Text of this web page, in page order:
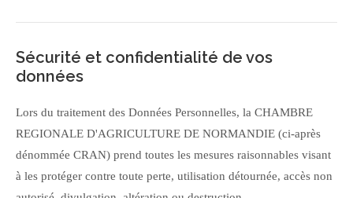
Sécurité et confidentialité de vos
données
Lors du traitement des Données Personnelles, la CHAMBRE
REGIONALE D'AGRICULTURE DE NORMANDIE (ci-après
dénommée CRAN) prend toutes les mesures raisonnables visant
à les protéger contre toute perte, utilisation détournée, accès non